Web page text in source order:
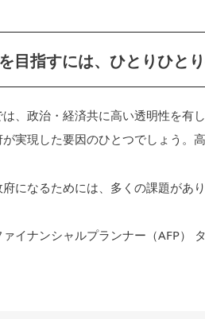
目指すには、ひとりひと
、政治・経済共に高い透明性を有
が実現した要因のひとつでしょう。
になるためには、多くの課題があ
イナンシャルプランナー（AFP）